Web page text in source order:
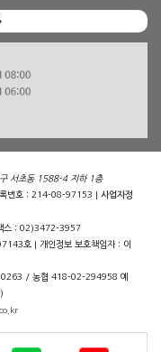
서초동 1588-4 지하 1층
록번호 : 214-08-97153 |사업자정
스 : 02)3472-3957
호 | 개인정보 보호책임자 : 이
/ 농협 418-02-294958 예